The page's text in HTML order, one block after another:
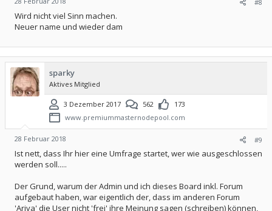
#8
Wird nicht viel Sinn machen.
Neuer name und wieder dam
sparky
Aktives Mitglied
3 Dezember 2017 562
173
www.premiummasternodepool.com
28 Februar 2018 #9
Ist nett, dass Ihr hier eine Umfrage startet, wer wie ausgeschlossen
werden soll.....
Der Grund, warum der Admin und ich dieses Board inkl. Forum
aufgebaut haben, war eigentlich der, dass im anderen Forum
'Ariva' die User nicht 'frei' ihre Meinung sagen (schreiben) können,